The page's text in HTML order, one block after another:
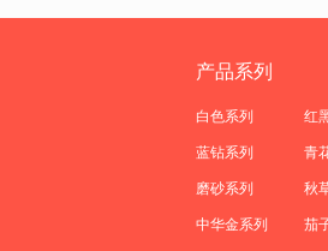
产品系列
白色系列 红
蓝钻系列 青
磨砂系列 秋
中华金系列 茄